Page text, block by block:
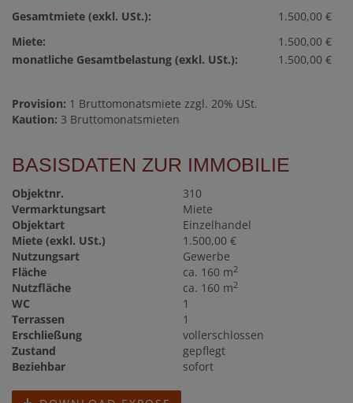
Gesamtmiete (exkl. USt.):
1.500,00 €
Miete:
1.500,00 €
monatliche Gesamtbelastung (exkl. USt.):
1.500,00 €
Provision: 1 Bruttomonatsmiete zzgl. 20% USt.
Kaution: 3 Bruttomonatsmieten
BASISDATEN ZUR IMMOBILIE
Objektnr.
310
Vermarktungsart
Miete
Objektart
Einzelhandel
Miete (exkl. USt.)
1.500,00 €
Nutzungsart
Gewerbe
Fläche
ca. 160 m2
Nutzfläche ca. 160 m2
WC
1
Terrassen
1
Erschließung
vollerschlossen
Zustand
gepflegt
Beziehbar
sofort